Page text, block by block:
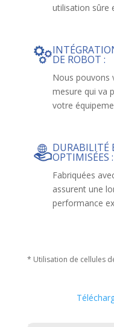
utilisation sûre
DE ROBOT :
Nous pouvons
mesure qui va
votre
DURABILITÉ
OPTIMISÉES :
Fabriquées
assurent une
performance
* Utilisation de cellules